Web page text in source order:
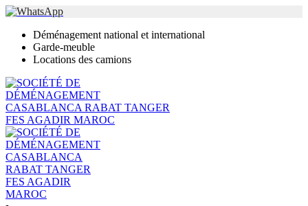
Déménagement national et international
Garde-meuble
Locations des camions